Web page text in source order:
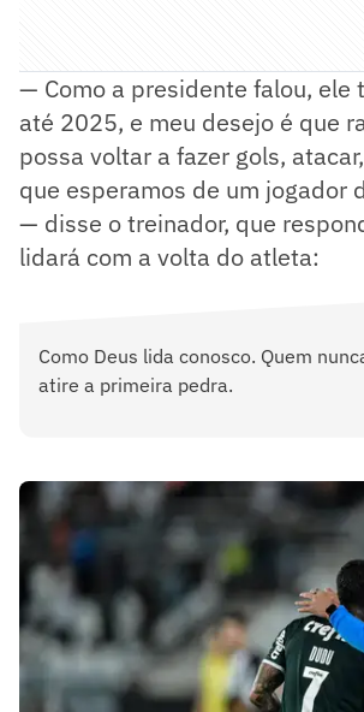
— Como a presidente falou, ele
até 2025, e meu desejo é que
possa voltar a fazer gols,
que esperamos de um jogador
— disse o treinador, que
lidará com a volta do atleta:
Como Deus lida conosco. Quem
atire a primeira pedra.